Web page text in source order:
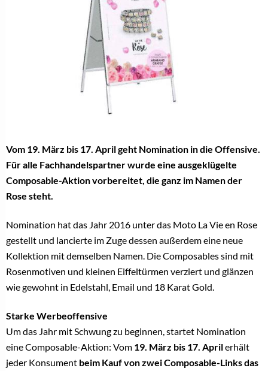
Vom 19. März bis 17. April geht Nomination in die Offensive.
Für alle Fachhandelspartner wurde eine ausgeklügelte
Composable-Aktion vorbereitet, die ganz im Namen der
Rose steht.
Nomination hat das Jahr 2016 unter das Moto La Vie en Rose
gestellt und lancierte im Zuge dessen außerdem eine neue
Kollektion mit demselben Namen. Die Composables sind mit
Rosenmotiven und kleinen Eiffeltürmen verziert und glänzen
wie gewohnt in Edelstahl, Email und 18 Karat Gold.
Starke Werbeoffensive
Um das Jahr mit Schwung zu beginnen, startet Nomination
eine Composable-Aktion: Vom 19. März bis 17. Aprilerhält
jeder Konsument beim Kauf von zwei Composable-Links das